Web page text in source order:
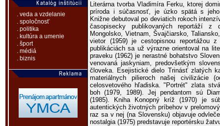
. veda a vzdelanie
. spoločnosť
. politika
. kultúra a umenie
. šport
. médiá
. biznis
Literárna tvorba Vladimíra Ferku, ktorej
príroda i súčasnosť, je úzko spätá s
Knižne debutoval po deviatich rokoch
časopisecky publikovaných reportáží
Mongolsko, Vietnam, Švajčiarsko,
vietor (1959) je cestopisnou reportážou
publikáciách sa už výrazne orientoval na
praveku (1962) je nerastné bohatstvo
venovaná jaskyniam, predovšetkým
človeka. Esejistické dielo Trinásť zlatých
materiálnych pilieroch našej civilizácie
celosvetového hľadiska. "Portrét" zlata
boh (1979, 1989). Jej pendantom sú
(1985). Kniha Konopný kríž (1970) je
autentických životných príbehov v
raz sa v nej (na Slovensku) objavuje
nostalgia (1975) predstavuje reportérsku